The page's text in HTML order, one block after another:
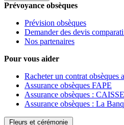
Prévoyance obsèques
Prévision obsèques
Demander des devis
Nos partenaires
Pour vous aider
Racheter un contrat obsèques
Assurance obsèques FAPE
Assurance obsèques :
Assurance obsèques : La
Fleurs et cérémonie